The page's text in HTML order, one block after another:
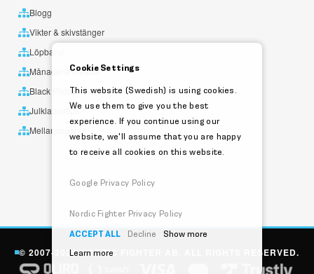
Blogg
Vikter & skivstänger
Löpband
Månadens utvalda
Black Friday
Julklappstips
Mellandagsrea
© 2007-2026 NORDIC FIGHTER AB. ALL RIGHTS RESERVED.
Cookie Settings
This website (Swedish) is using cookies.
We use them to give you the best
experience. If you continue using our
website, we'll assume that you are happy
to receive all cookies on this website.
Google Privacy Policy
Nordic Fighter Privacy Policy
ACCEPT ALL
Decline
Show more
Learn more